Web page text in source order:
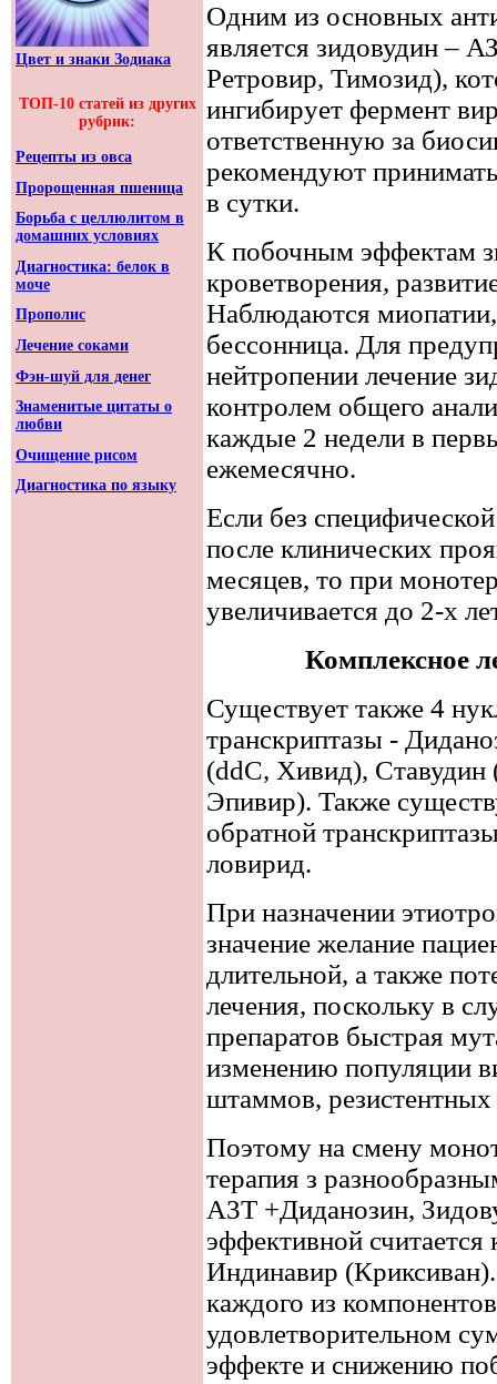
Цвет и знаки Зодиака
ТОП-10 статей из других
рубрик:
Рецепты из овса
Пророщенная пшеница
Борьба с целлюлитом в
домашних условиях
Диагностика: белок в
моче
Прополис
Лечение соками
Фэн-шуй для денег
Знаменитые цитаты о
любви
Очищение рисом
Диагностика по языку
Одним из основных
является зидовудин –
Ретровир, Тимозид),
ингибирует фермент
ответственную за
рекомендуют
в сутки.
К побочным эффектам
кроветворения,
Наблюдаются миопатии,
бессонница. Для
нейтропении лечение
контролем общего
каждые 2 недели в
ежемесячно.
Если без
после клинических
месяцев, то при
увеличивается до 2-х
Комплексное
Существует также 4
транскриптазы -
(ddC, Хивид),
Эпивир). Также
обратной
ловирид.
При назначении
значение желание
длительной, а также
лечения, поскольку в
препаратов быстрая
изменению популяции
штаммов, резистентных
Поэтому на смену
терапия з
А3Т +Диданозин,
эффективной
Индинавир
каждого из
удовлетворительном
эффекте и снижению